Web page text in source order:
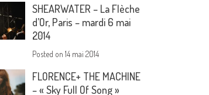
SHEARWATER – La Flèche
d’Or, Paris – mardi 6 mai
2014
Posted on14 mai 2014
FLORENCE+ THE MACHINE
– « Sky Full Of Song »